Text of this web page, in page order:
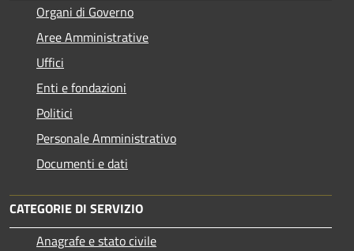
Organi di Governo
Aree Amministrative
Uffici
Enti e fondazioni
Politici
Personale Amministrativo
Documenti e dati
CATEGORIE DI SERVIZIO
Anagrafe e stato civile